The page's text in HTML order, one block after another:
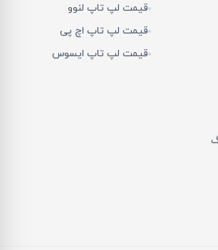
قیمت لپ تاپ لنوو
قیمت لپ تاپ اچ پی
قیمت لپ تاپ ایسوس